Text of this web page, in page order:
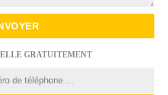
GRATUITEMENT